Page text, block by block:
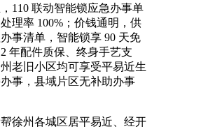
110 联动智能锁应急办事单
理率 100%；价钱通明，供
事清单，智能锁享 90 天免
年配件质保、终身手艺支
老旧小区均可享受平易近生
事，县域片区无补助办事
州各城区居平易近、经开